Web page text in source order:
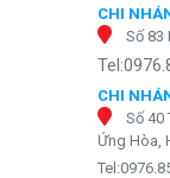
CHI
Số 83
CHI
Số 40
Ứng Hòa,